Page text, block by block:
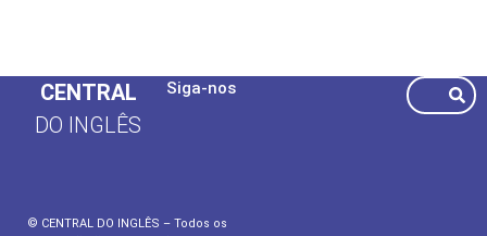
CENTRAL
DO INGLÊS
Siga-nos
© CENTRAL DO INGLÊS – Todos os